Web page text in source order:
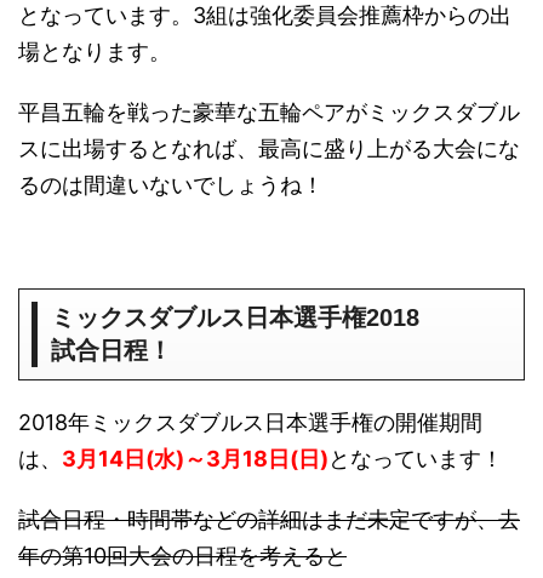
となっています。3組は強化委員会推薦枠からの出
場となります。
平昌五輪を戦った豪華な五輪ペアがミックスダブル
スに出場するとなれば、最高に盛り上がる大会にな
るのは間違いないでしょうね！
ミックスダブルス日本選手権2018
試合日程！
2018年ミックスダブルス日本選手権の開催期間
は、 3月14日(水)～3月18日(日)となっています！
試合日程・時間帯などの詳細はまだ未定ですが、去
年の第10回大会の日程を考えると